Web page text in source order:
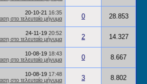
20-10-21 16:35
0 28.853
24-11-19 20:52
2 14.327
10-08-19 18:43
0 8.667
10-08-19 17:48
3 8.802